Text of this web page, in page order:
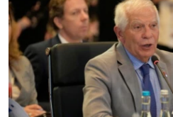
СЛЕДЕТЕ НЕ
РСЕ веб страници